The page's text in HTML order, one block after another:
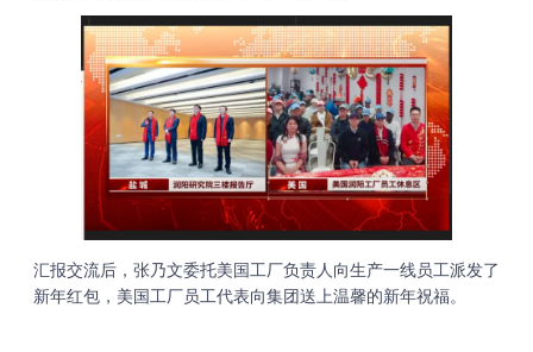
汇报交流后，张乃文委托美国工厂负责人向生产一线员工派发了
新年红包，美国工厂员工代表向集团送上温馨的新年祝福。